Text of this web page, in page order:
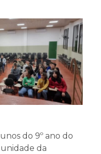
do 9º ano do
da